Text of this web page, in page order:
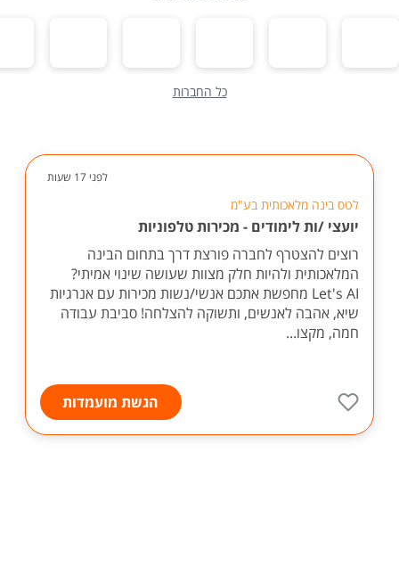
כל החברות
לפני 17 שעות
לטס בינה מלאכותית בע"מ
יועצי /ות לימודים - מכירות טלפוניות
רוצים להצטרף לחברה פורצת דרך בתחום הבינה
המלאכותית ולהיות חלק מצוות שעושה שינוי אמיתי?
Let's AI מחפשת אתכם אנשי/נשות מכירות עם אנרגיות
שיא, אהבה לאנשים, ותשוקה להצלחה! סביבת עבודה
חמה, מקצו...
הגשת מועמדות